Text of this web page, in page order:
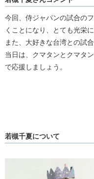
今回、侍ジャパンの試合の
くことになり、とても光栄に
また、大好きな台湾との試
当日は、クマタンとクマタ
で応援しましょう。
若槻千夏について